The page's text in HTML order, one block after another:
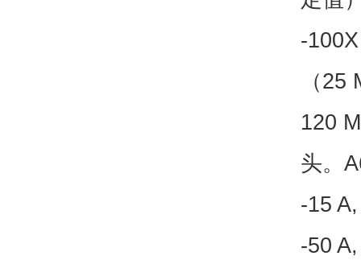
-
（
120
头。
-15
-50